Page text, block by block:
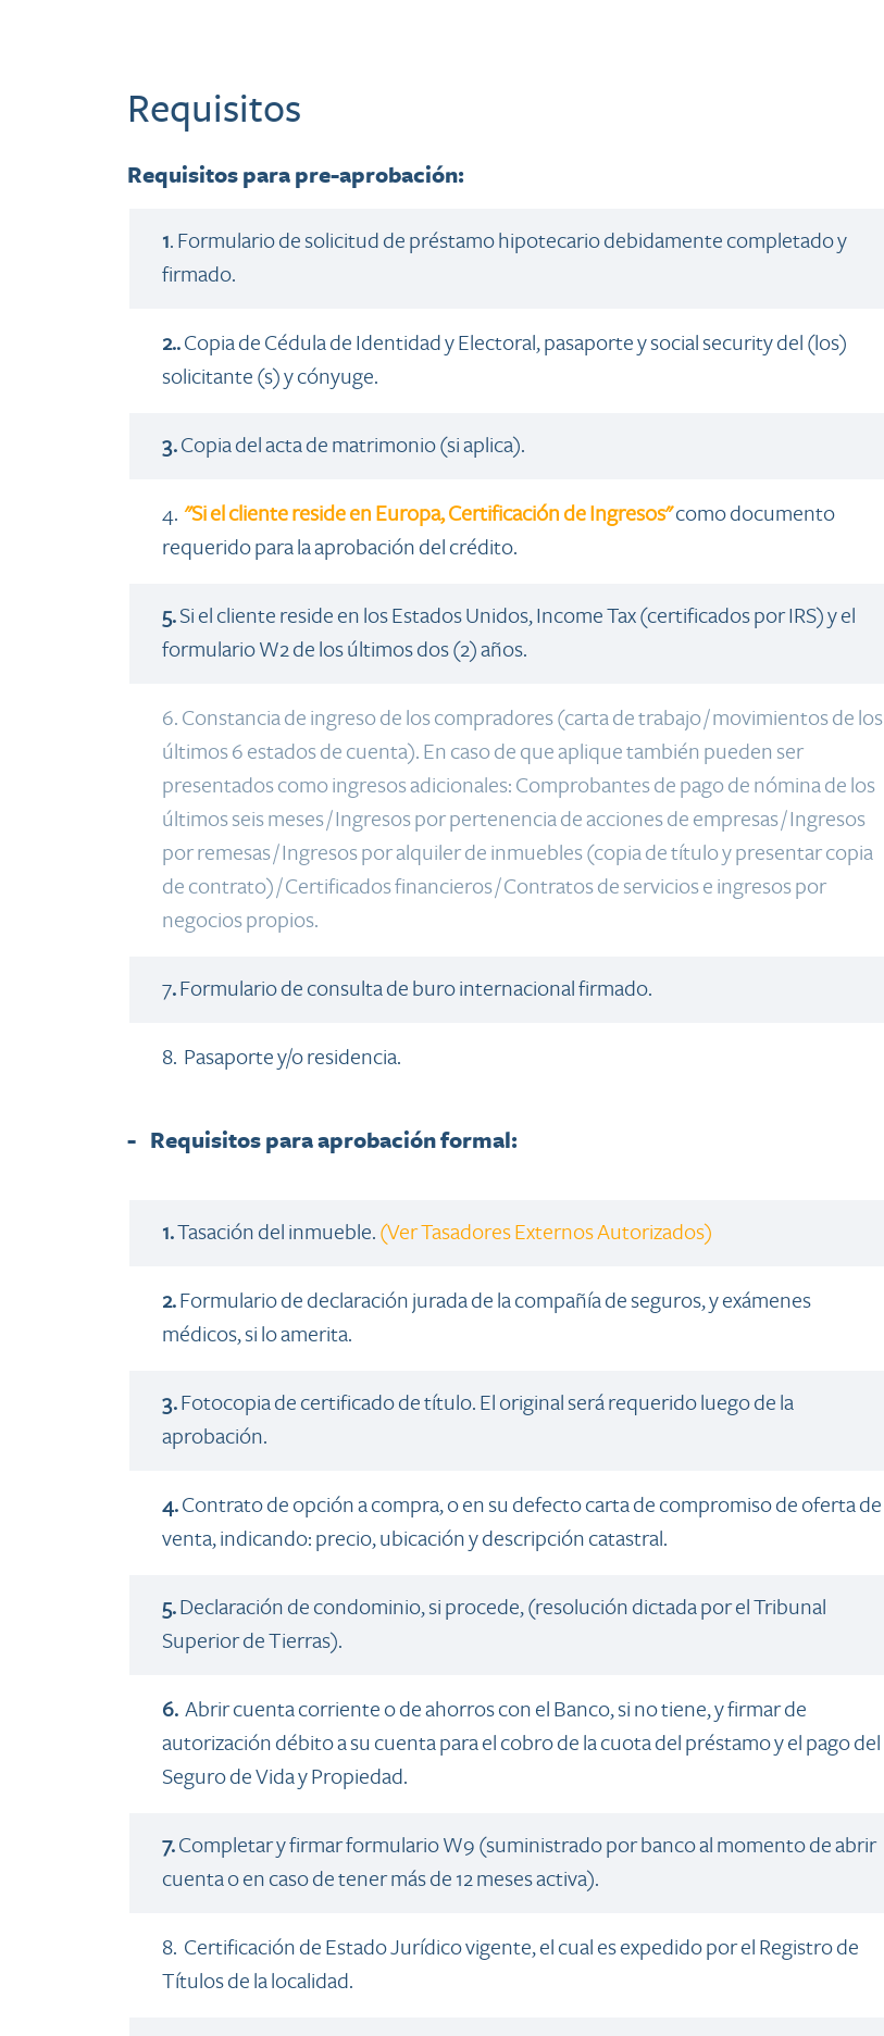
Requisitos
Requisitos para pre-aprobación:​
1. ​Formulario de solicitud de préstamo hipotecario debidamente completado y
firmado.
​2..Copia de Cédula de Identidad y Electoral, pasaporte y social security del (los)
solicitante (s) y cónyuge.
​3.Copia del acta de matrimonio (si aplica).
​4. "Si el cliente reside en Europa​, Certificación de Ingresos"como documento
requerido para la aprobación del crédito.
​​5.Si el cliente reside en los Estados Unidos, Income Tax (certificados por IRS) y el
formulario W2 de los últimos dos (2) años.
6. Constancia de ingreso de los compradores (carta de trabajo / movimientos de los
últimos 6 estados de cuenta). En caso de que aplique también pueden ser
presentados como ingresos adicionales: Comprobantes de pago de nómina de los
últimos seis meses / Ingresos por pertenencia de acciones de empresas / Ingresos
por remesas / Ingresos por alquiler de inmuebles (copia de título y presentar copia
de contrato) / Certificados financieros / Contratos de servicios e ingresos por
negocios propios.
​7.​Formulario de consulta de buro internacional firmado.
​8. Pasaporte y/o residencia.
- Requisitos para aprobación formal:
1.Tasación del inmueble. (Ver Tasadore​s Ext​erno​s Autorizados) ​
2.Formulario de declaración jurada de la compañía de seguros, y exámenes
médicos, si lo amerita.
3.Fotocopia de certificado de título. El original será requerido luego de la
aprobación.
4.Contrato de opción a compra, o en su defecto carta de compromiso de oferta de
venta, indicando: precio, ubicación y descripción catastral.
5.Declaración de condominio, si procede, (resolución dictada por el Tribunal
Superior de Tierras).
6. Abrir cuenta corriente o de ahorros con el Banco, si no tiene, y firmar de
autorización débito a su cuenta para el cobro de la cuota del préstamo y el pago del
Seguro de Vida y Propiedad.
7.Completar y firmar formulario W9 (suministrado por banco al momento de abrir
cuenta o en caso de tener más de 12 meses activa).
​8. Certificación de Estado Jurídico vigente, el cual es expedido por el Registro de
Títulos de la localidad.​